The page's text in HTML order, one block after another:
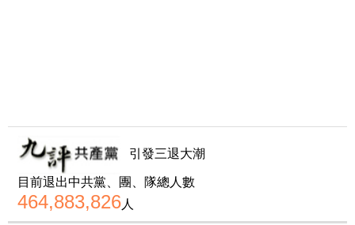
引發三退大潮
目前退出中共黨、團、隊總人數
464,883,826人